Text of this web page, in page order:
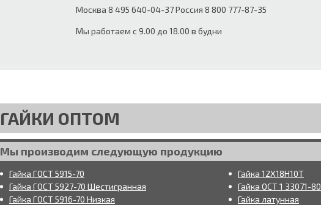
Москва 8 495 640-04-37 Россия 8 800 777-87-35
Мы работаем с 9.00 до 18.00 в будни
ГАЙКИ ОПТОМ
Мы производим следующую продукцию
Гайка ГОСТ 5915-70
Гайка ГОСТ 5927-70 Шестигранная
Гайка ГОСТ 5916-70 Низкая
Гайка 12Х18Н10Т
Гайка ОСТ 1 33071-80
Гайка латунная